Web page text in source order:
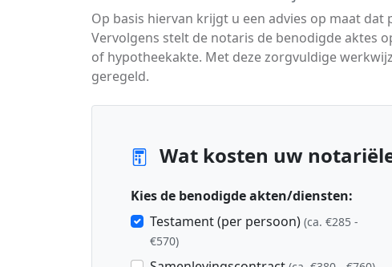
Op basis hiervan krijgt u een advies op maat
Vervolgens stelt de notaris de benodigde aktes
of hypotheekakte. Met deze zorgvuldige
geregeld.
Wat kosten uw
Kies de benodigde akten/diensten:
Testament (per persoon) (ca. €285 -
€570)